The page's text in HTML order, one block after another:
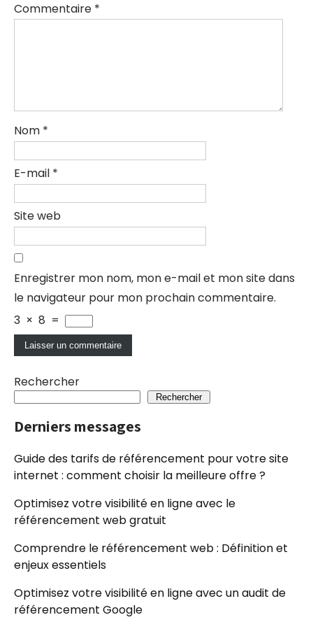
Commentaire *
Nom *
E-mail *
Site web
Enregistrer mon nom, mon e-mail et mon site dans
le navigateur pour mon prochain commentaire.
3 × 8 =
Rechercher
Rechercher
Derniers messages
Guide des tarifs de référencement pour votre site
internet : comment choisir la meilleure offre ?
Optimisez votre visibilité en ligne avec le
référencement web gratuit
Comprendre le référencement web : Définition et
enjeux essentiels
Optimisez votre visibilité en ligne avec un audit de
référencement Google